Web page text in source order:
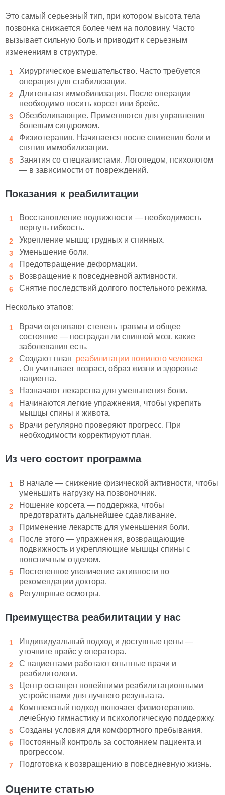
Это самый серьезный тип, при котором высота тела
позвонка снижается более чем на половину. Часто
вызывает сильную боль и приводит к серьезным
изменениям в структуре.
Хирургическое вмешательство. Часто требуется
операция для стабилизации.
Длительная иммобилизация. После операции
необходимо носить корсет или брейс.
Обезболивающие. Применяются для управления
болевым синдромом.
Физиотерапия. Начинается после снижения боли и
снятия иммобилизации.
Занятия со специалистами. Логопедом, психологом
— в зависимости от повреждений.
Показания к реабилитации
Восстановление подвижности — необходимость
вернуть гибкость.
Укрепление мышц: грудных и спинных.
Уменьшение боли.
Предотвращение деформации.
Возвращение к повседневной активности.
Снятие последствий долгого постельного режима.
Несколько этапов:
Врачи оценивают степень травмы и общее
состояние — пострадал ли спинной мозг, какие
заболевания есть.
Создают план реабилитации пожилого человека
. Он учитывает возраст, образ жизни и здоровье
пациента.
Назначают лекарства для уменьшения боли.
Начинаются легкие упражнения, чтобы укрепить
мышцы спины и живота.
Врачи регулярно проверяют прогресс. При
необходимости корректируют план.
Из чего состоит программа
В начале — снижение физической активности, чтобы
уменьшить нагрузку на позвоночник.
Ношение корсета — поддержка, чтобы
предотвратить дальнейшее сдавливание.
Применение лекарств для уменьшения боли.
После этого — упражнения, возвращающие
подвижность и укрепляющие мышцы спины с
поясничным отделом.
Постепенное увеличение активности по
рекомендации доктора.
Регулярные осмотры.
Преимущества реабилитации у нас
Индивидуальный подход и доступные цены —
уточните прайс у оператора.
С пациентами работают опытные врачи и
реабилитологи.
Центр оснащен новейшими реабилитационными
устройствами для лучшего результата.
Комплексный подход включает физиотерапию,
лечебную гимнастику и психологическую поддержку.
Созданы условия для комфортного пребывания.
Постоянный контроль за состоянием пациента и
прогрессом.
Подготовка к возвращению в повседневную жизнь.
Оцените статью